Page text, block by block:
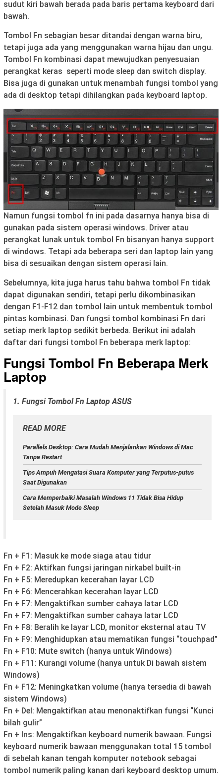
sudut kiri bawah berada pada baris pertama keyboard dari
bawah.
Tombol Fn sebagian besar ditandai dengan warna biru,
tetapi juga ada yang menggunakan warna hijau dan ungu.
Tombol Fn kombinasi dapat mewujudkan penyesuaian
perangkat keras seperti mode sleep dan switch display.
Bisa juga di gunakan untuk menambah fungsi tombol yang
ada di desktop tetapi dihilangkan pada keyboard laptop.
Namun fungsi tombol fn ini pada dasarnya hanya bisa di
gunakan pada sistem operasi windows. Driver atau
perangkat lunak untuk tombol Fn bisanyan hanya support
di windows. Tetapi ada beberapa seri dan laptop lain yang
bisa di sesuaikan dengan sistem operasi lain.
Sebelumnya, kita juga harus tahu bahwa tombol Fn tidak
dapat digunakan sendiri, tetapi perlu dikombinasikan
dengan F1-F12 dan tombol lain untuk membentuk tombol
pintas kombinasi. Dan fungsi tombol kombinasi Fn dari
setiap merk laptop sedikit berbeda. Berikut ini adalah
daftar dari fungsi tombol Fn beberapa merk laptop:
Fungsi Tombol Fn Beberapa Merk
Laptop
1. Fungsi Tombol Fn Laptop ASUS
READ MORE
Parallels Desktop: Cara Mudah Menjalankan Windows di Mac
Tanpa Restart
Tips Ampuh Mengatasi Suara Komputer yang Terputus-putus
Saat Digunakan
Cara Memperbaiki Masalah Windows 11 Tidak Bisa Hidup
Setelah Masuk Mode Sleep
Fn + F1: Masuk ke mode siaga atau tidur
Fn + F2: Aktifkan fungsi jaringan nirkabel built-in
Fn + F5: Meredupkan kecerahan layar LCD
Fn + F6: Mencerahkan kecerahan layar LCD
Fn + F7: Mengaktifkan sumber cahaya latar LCD
Fn + F7: Mengaktifkan sumber cahaya latar LCD
Fn + F8: Beralih ke layar LCD, monitor eksternal atau TV
Fn + F9: Menghidupkan atau mematikan fungsi “touchpad”
Fn + F10: Mute switch (hanya untuk Windows)
Fn + F11: Kurangi volume (hanya untuk Di bawah sistem
Windows)
Fn + F12: Meningkatkan volume (hanya tersedia di bawah
sistem Windows)
Fn + Del: Mengaktifkan atau menonaktifkan fungsi “Kunci
bilah gulir”
Fn + Ins: Mengaktifkan keyboard numerik bawaan. Fungsi
keyboard numerik bawaan menggunakan total 15 tombol
di sebelah kanan tengah komputer notebook sebagai
tombol numerik paling kanan dari keyboard desktop umum.